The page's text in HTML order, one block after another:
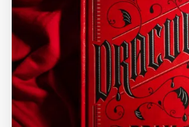
Anasayfa
İngilizce Uygulamaları
5 Günde İngilizce
İngilizce